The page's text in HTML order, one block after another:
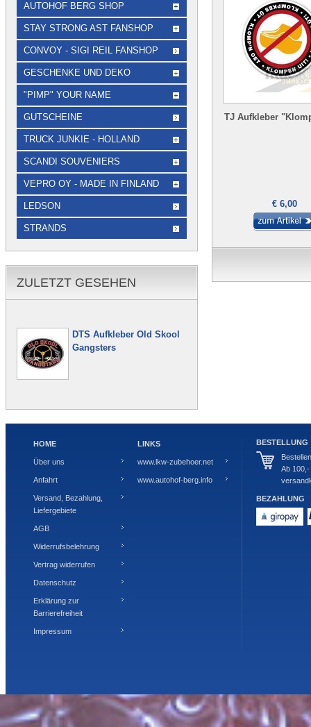
TJ Aufkleber
€ 6,00
AUTOHOF BERG SHOP
STAY STRONG AST FANSHOP
CONVOY - SIGI REIL FANSHOP
GESCHENKE UND DEKO
"PIMP" YOUR NAME
GUTSCHEINE
TRUCK JUNKIE - HOLLAND
SCANDI SOUVENIERS
VEPRO OY - MADE IN FINLAND
LEDSON
STRANDS
ZULETZT GESEHEN
DTS Aufkleber Old Skool
Gangsters
HOME
Über uns
Anfahrt
Versand, Bezahlung,
Liefergebiete
AGB
Widerrufsbelehrung
Vertrag widerrufen
Datenschutz
Erklärung zur
Barrierefreiheit
Impressum
LINKS
www.lkw-zubehoer.net
www.autohof-berg.info
BESTELLUNG
Ab
BEZAHLUNG